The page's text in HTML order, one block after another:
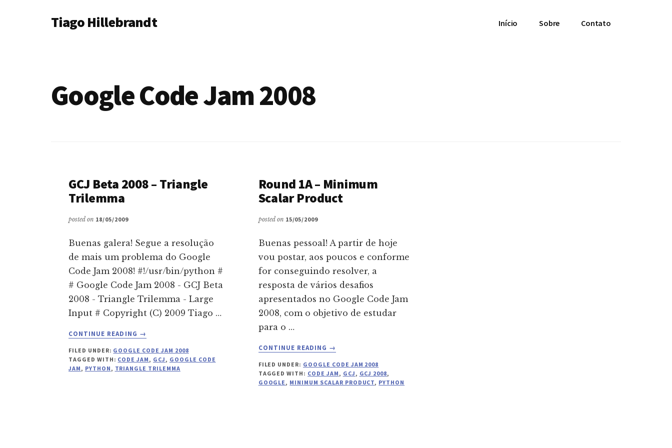
Additional
Tiago Hillebrandt Início Sobre Contato
Google Code Jam 2008
GCJ Beta 2008 – Triangle
Trilemma
posted on 18/05/2009
Buenas galera! Segue a resolução
de mais um problema do Google
Code Jam 2008! #!/usr/bin/python #
# Google Code Jam 2008 - GCJ Beta
2008 - Triangle Trilemma - Large
Input # Copyright (C) 2009 Tiago …
CONTINUE READING
ABOUT
BETA
2008
→
FILED UNDER: GOOGLE CODE JAM 2008
TAGGED WITH: CODE JAM, GCJ, GOOGLE CODE
JAM, PYTHON, TRIANGLE TRILEMMA
Round 1A – Minimum
Scalar Product
posted on 15/05/2009
Buenas pessoal! A partir de hoje
vou postar, aos poucos e conforme
for conseguindo resolver, a
resposta de vários desafios
apresentados no Google Code Jam
2008, com o objetivo de estudar
para o …
CONTINUE READING
ABOUT
1A
–
→
FILED UNDER: GOOGLE CODE JAM 2008
TAGGED WITH: CODE JAM, GCJ, GCJ 2008,
GOOGLE, MINIMUM SCALAR PRODUCT, PYTHON